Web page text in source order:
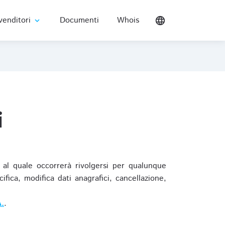
expand_more Documenti Whois language
quale occorrerà rivolgersi per qualunque
modifica dati anagrafici, cancellazione,
.